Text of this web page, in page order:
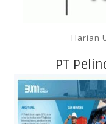
Harian
PT